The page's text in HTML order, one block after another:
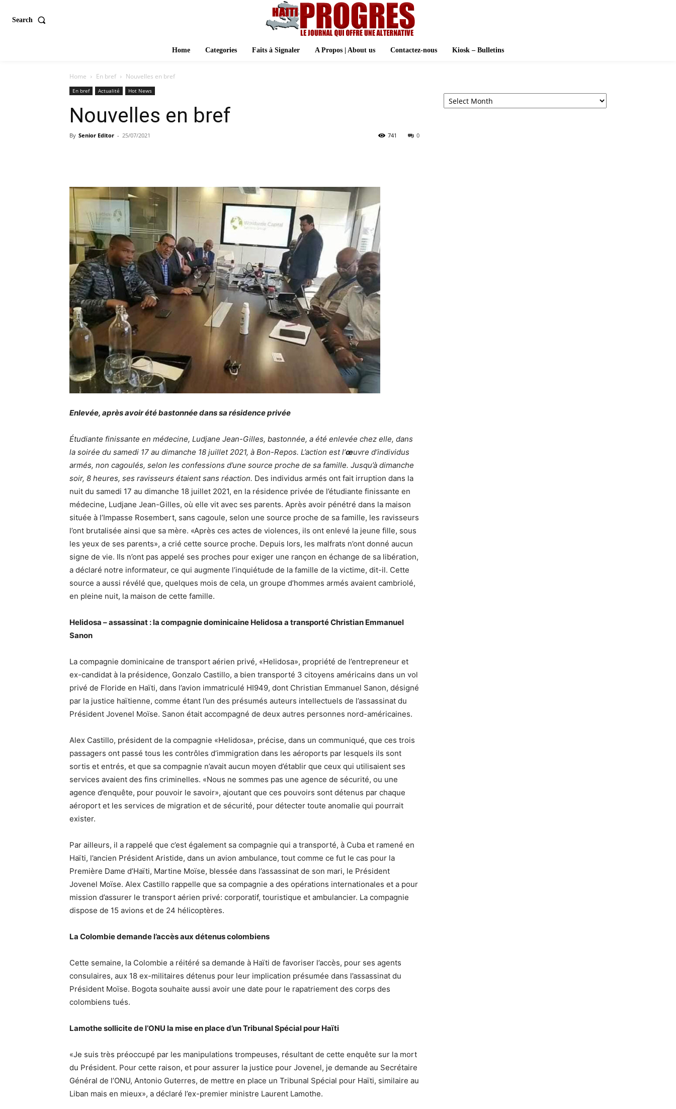
Search
Home Categories Faits à Signaler A Propos | About us Contactez-nous Kiosk – Bulletins
Home En bref Nouvelles en bref
En bref Actualité Hot News
Nouvelles en bref
By Senior Editor - 25/07/2021 0
741
Enlevée, après avoir été bastonnée dans sa résidence privée
Étudiante finissante en médecine, Ludjane Jean-Gilles, bastonnée, a été enlevée chez elle, dans
la soirée du samedi 17 au dimanche 18 juillet 2021, à Bon-Repos. L’action est l’œuvre d’individus
armés, non cagoulés, selon les confessions d’une source proche de sa famille. Jusqu’à dimanche
soir, 8 heures, ses ravisseurs étaient sans réaction. Des individus armés ont fait irruption dans la
nuit du samedi 17 au dimanche 18 juillet 2021, en la résidence privée de l’étudiante finissante en
médecine, Ludjane Jean-Gilles, où elle vit avec ses parents. Après avoir pénétré dans la maison
située à l’Impasse Rosembert, sans cagoule, selon une source proche de sa famille, les ravisseurs
l’ont brutalisée ainsi que sa mère. «Après ces actes de violences, ils ont enlevé la jeune fille, sous
les yeux de ses parents», a crié cette source proche. Depuis lors, les malfrats n’ont donné aucun
signe de vie. Ils n’ont pas appelé ses proches pour exiger une rançon en échange de sa libération,
a déclaré notre informateur, ce qui augmente l’inquiétude de la famille de la victime, dit-il. Cette
source a aussi révélé que, quelques mois de cela, un groupe d’hommes armés avaient cambriolé,
en pleine nuit, la maison de cette famille.
Helidosa – assassinat : la compagnie dominicaine Helidosa a transporté Christian Emmanuel
Sanon
La compagnie dominicaine de transport aérien privé, «Helidosa», propriété de l’entrepreneur et
ex-candidat à la présidence, Gonzalo Castillo, a bien transporté 3 citoyens américains dans un vol
privé de Floride en Haïti, dans l’avion immatriculé HI949, dont Christian Emmanuel Sanon, désigné
par la justice haïtienne, comme étant l’un des présumés auteurs intellectuels de l’assassinat du
Président Jovenel Moïse. Sanon était accompagné de deux autres personnes nord-américaines.
Alex Castillo, président de la compagnie «Helidosa», précise, dans un communiqué, que ces trois
passagers ont passé tous les contrôles d’immigration dans les aéroports par lesquels ils sont
sortis et entrés, et que sa compagnie n’avait aucun moyen d’établir que ceux qui utilisaient ses
services avaient des fins criminelles. «Nous ne sommes pas une agence de sécurité, ou une
agence d’enquête, pour pouvoir le savoir», ajoutant que ces pouvoirs sont détenus par chaque
aéroport et les services de migration et de sécurité, pour détecter toute anomalie qui pourrait
exister.
Par ailleurs, il a rappelé que c’est également sa compagnie qui a transporté, à Cuba et ramené en
Haïti, l’ancien Président Aristide, dans un avion ambulance, tout comme ce fut le cas pour la
Première Dame d’Haïti, Martine Moïse, blessée dans l’assassinat de son mari, le Président
Jovenel Moïse. Alex Castillo rappelle que sa compagnie a des opérations internationales et a pour
mission d’assurer le transport aérien privé: corporatif, touristique et ambulancier. La compagnie
dispose de 15 avions et de 24 hélicoptères.
La Colombie demande l’accès aux détenus colombiens
Cette semaine, la Colombie a réitéré sa demande à Haïti de favoriser l’accès, pour ses agents
consulaires, aux 18 ex-militaires détenus pour leur implication présumée dans l’assassinat du
Président Moïse. Bogota souhaite aussi avoir une date pour le rapatriement des corps des
colombiens tués.
Lamothe sollicite de l’ONU la mise en place d’un Tribunal Spécial pour Haïti
«Je suis très préoccupé par les manipulations trompeuses, résultant de cette enquête sur la mort
du Président. Pour cette raison, et pour assurer la justice pour Jovenel, je demande au Secrétaire
Général de l’ONU, Antonio Guterres, de mettre en place un Tribunal Spécial pour Haïti, similaire au
Liban mais en mieux», a déclaré l’ex-premier ministre Laurent Lamothe.
Archives